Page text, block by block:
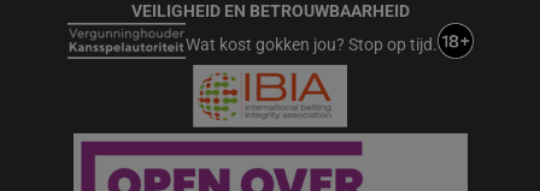
VEILIGHEID EN BETROUWBAARHEID
Wat kost gokken jou? Stop op tijd.